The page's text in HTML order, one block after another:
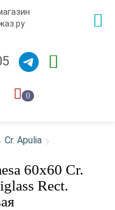
0
Cr. Apulia
60x60 Cr.
Rect.